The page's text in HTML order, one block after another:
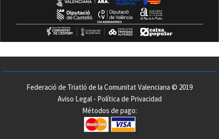
Federació de Triatló de la Comunitat Valenciana © 2019
Aviso Legal- Política de Privacidad
Métodos de pago: